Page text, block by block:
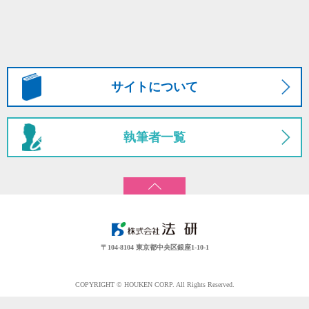
サイトについて
執筆者一覧
〒104-8104 東京都中央区銀座1-10-1
COPYRIGHT © HOUKEN CORP. All Rights Reserved.